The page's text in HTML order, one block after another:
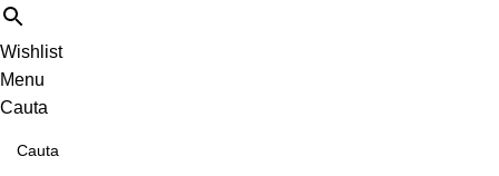
Wishlist
Menu
Cauta